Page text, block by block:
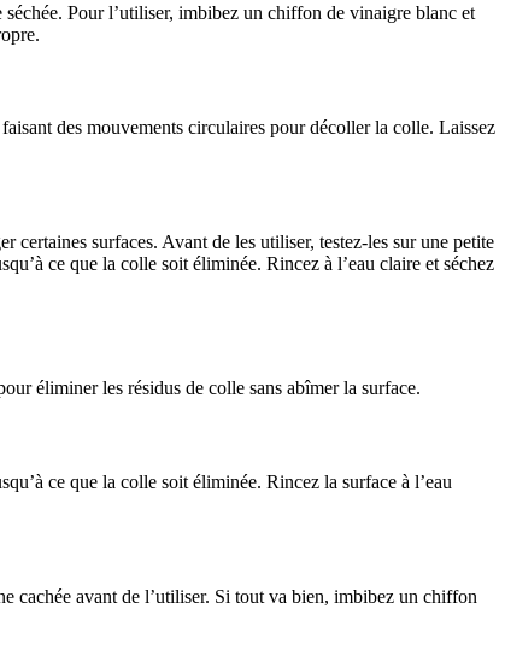
Pour l’utiliser, imbibez un chiffon de vinaigre blanc et
des mouvements circulaires pour décoller la colle. Laissez
surfaces. Avant de les utiliser, testez-les sur une petite
ce que la colle soit éliminée. Rincez à l’eau claire et séchez
éliminer les résidus de colle sans abîmer la surface.
ce que la colle soit éliminée. Rincez la surface à l’eau
cachée avant de l’utiliser. Si tout va bien, imbibez un chiffon